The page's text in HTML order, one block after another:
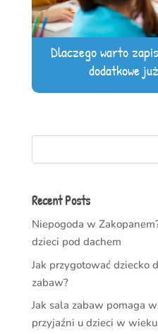
Dlaczego warto
dodatkowe
Recent Posts
Niepogoda w
dzieci pod dachem
Jak przygotować dziecko
zabaw?
Jak sala zabaw pomaga
przyjaźni u dzieci w